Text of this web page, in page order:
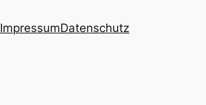
ImpressumDatenschutz